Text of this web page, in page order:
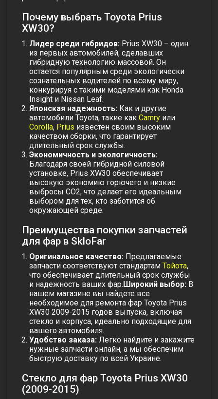
Почему выбрать Toyota Prius
XW30?
Лидер среди гибридов: Prius XW30 – один
из первых автомобилей, сделавших
гибридную технологию массовой. Он
остается популярным среди экологически
сознательных водителей по всему миру,
конкурируя с такими моделями как Honda
Insight и Nissan Leaf.
Японская надежность: Как и другие
автомобили Toyota, такие как Camry или
Corolla, Prius известен своим высоким
качеством сборки, что гарантирует
длительный срок службы.
Экономичность и экологичность:
Благодаря своей гибридной силовой
установке, Prius XW30 обеспечивает
высокую экономию горючего и низкие
выбросы CO2, что делает его идеальным
выбором для тех, кто заботится об
окружающей среде.
Преимущества покупки запчастей
для фар в SkloFar
Оригинальное качество: Предлагаемые
запчасти соответствуют стандартам Тойота,
что обеспечивает длительный срок службы
и надежность ваших фар.Широкий выбор: В
нашем магазине вы найдете все
необходимое для ремонта фар Toyota Prius
XW30 2009-2015 годов выпуска, включая
стекло и корпуса, идеально подходящие для
вашего автомобиля.
Удобство заказа: Легко найдите и закажите
нужные запчасти онлайн, а мы обеспечим
быструю доставку по всей Украине.
Стекло для фар Toyota Prius XW30
(2009-2015)